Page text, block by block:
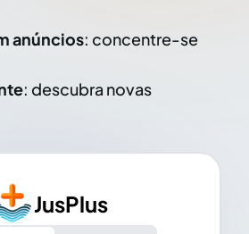
anúncios: concentre-se
: descubra novas
JusPlus